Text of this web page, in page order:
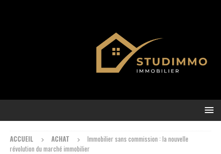
ACCUEIL ACHAT
Immobilier sans commission : la nouvelle
révolution du marché immobilier